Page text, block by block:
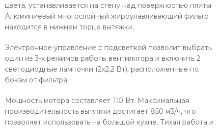
цвета, устанавливается на стену над поверхностью плиты.
Алюминиевый многослойный жироулавливающий фильтр
находится в нижнем торце вытяжки.
Электронное управление с подсветкой позволит выбрать
один из 3-х режимов работы вентилятора и включить 2
светодиодные лампочки (2х2,2 Вт), расположенные по
бокам от фильтра.
Мощность мотора составляет 110 Вт. Максимальная
производительность вытяжки достигает 850 м3/ч, что
позволяет использовать на большой кухне. Тихая работа и